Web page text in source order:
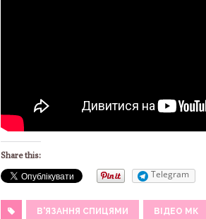
Share this:
Telegram
В'ЯЗАННЯ СПИЦЯМИ ВІДЕО МК